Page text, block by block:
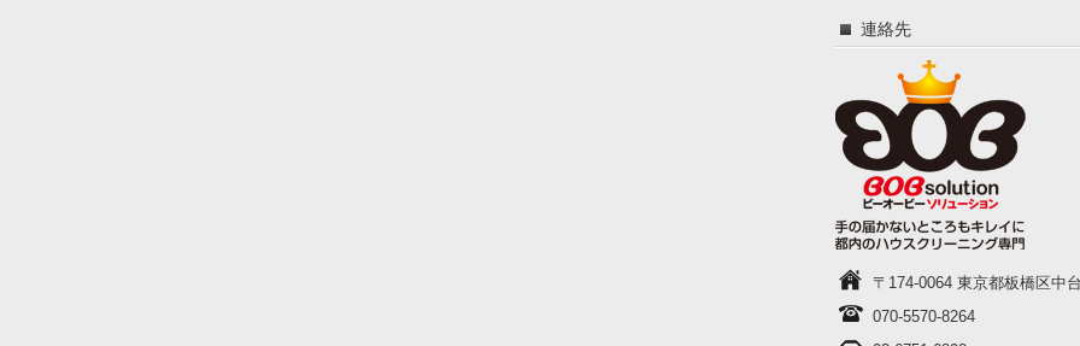
連絡先
〒174-0064 東京都板橋区中
070-5570-8264